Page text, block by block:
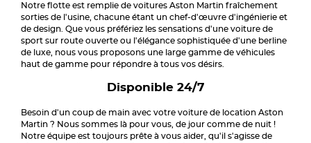
Notre flotte est remplie de voitures Aston Martin fraîchement
sorties de l'usine, chacune étant un chef-d'œuvre d'ingénierie et
de design. Que vous préfériez les sensations d'une voiture de
sport sur route ouverte ou l'élégance sophistiquée d'une berline
de luxe, nous vous proposons une large gamme de véhicules
haut de gamme pour répondre à tous vos désirs.
Disponible 24/7
Besoin d'un coup de main avec votre voiture de location Aston
Martin ? Nous sommes là pour vous, de jour comme de nuit !
Notre équipe est toujours prête à vous aider, qu'il s'agisse de